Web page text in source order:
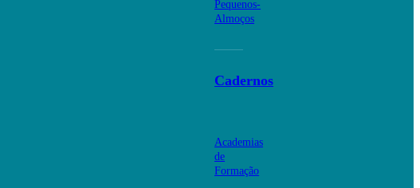
Pequenos-
Almoços
Cadernos
Academias
de
Formação